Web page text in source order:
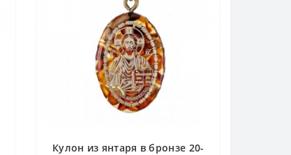
Кулон из янтаря в бронзе 20-